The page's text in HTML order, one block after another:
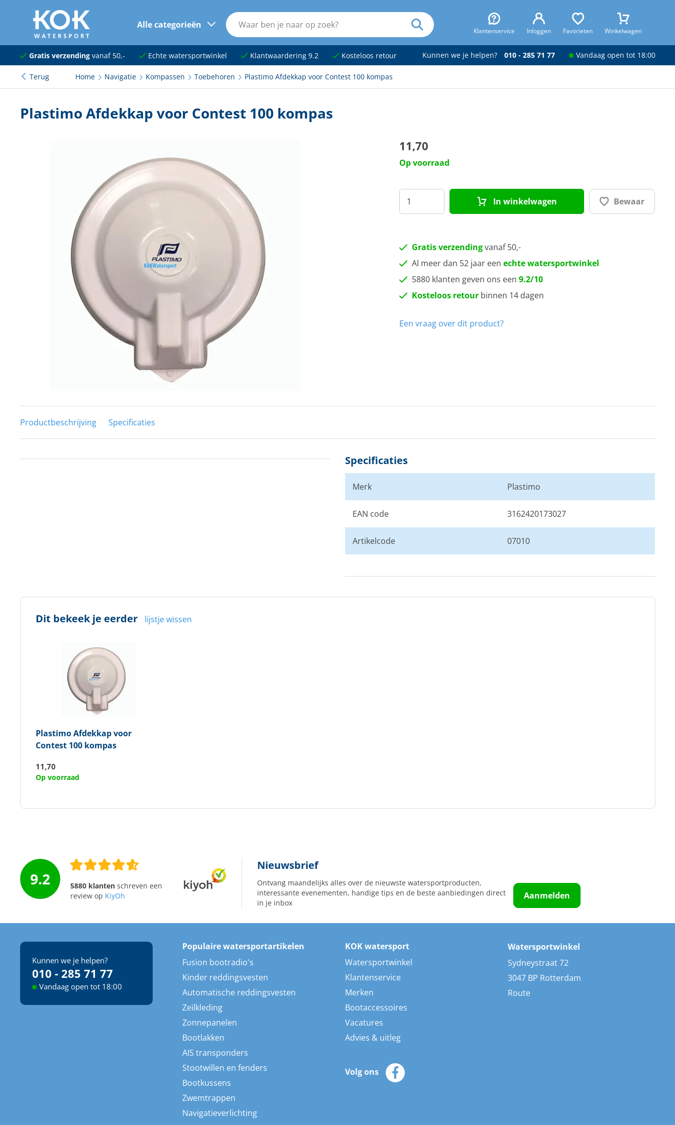
naar hoofdinhoud
Alle categorieën
Klantenservice Inloggen Favorieten Winkelwagen
Navigatie
Dekuitrusting
Kleding en schoenen
Kajuit en kombuis
Techniek en motor
Tuigage en dekbeslag
Veiligheid
Boten, toebehoren en fun
Meubels en lifestyle
Gratis verzendingvanaf 50,- Echte watersportwinkel Klantwaardering 9.2 Kosteloos retour Kunnen we je helpen? 010 - 285 71 77 Vandaag open tot 18:00
Terug Home Navigatie Kompassen Toebehoren Plastimo Afdekkap voor Contest 100 kompas
Plastimo Afdekkap voor Contest 100 kompas
11,70
Op voorraad
In winkelwagen Bewaar
Gratis verzendingvanaf 50,-
Al meer dan 52 jaar een echte watersportwinkel
5880 klanten geven ons een 9.2/10
Kosteloos retourbinnen 14 dagen
Een vraag over dit product?
Productbeschrijving Specificaties
Specificaties
Merk Plastimo
EAN code 3162420173027
Artikelcode 07010
Dit bekeek je eerder lijstje wissen
PlastimoAfdekkap voor
Contest 100 kompas
11,70
Op voorraad
9.2 5880 klantenschreven een
review op KiyOh
Nieuwsbrief
Ontvang maandelijks alles over de nieuwste watersportproducten,
interessante evenementen, handige tips en de beste aanbiedingen direct
in je inbox
Aanmelden
Kunnen we je helpen?
010 - 285 71 77
Vandaag open tot 18:00
Populaire watersportartikelen
Fusion bootradio's
Kinder reddingsvesten
Automatische reddingsvesten
Zeilkleding
Zonnepanelen
Bootlakken
AIS transponders
Stootwillen en fenders
Bootkussens
Zwemtrappen
Navigatieverlichting
KOK watersport
Watersportwinkel
Klantenservice
Merken
Bootaccessoires
Vacatures
Advies & uitleg
Volg ons
Watersportwinkel
Sydneystraat 72
3047 BP Rotterdam
Route